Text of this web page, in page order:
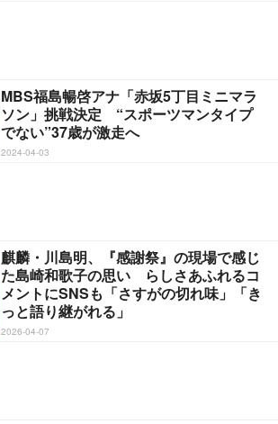
MBS福島暢啓アナ「赤坂5丁目ミニマラ
ソン」挑戦決定 “スポーツマンタイプ
でない”37歳が激走へ
2024-04-03
麒麟・川島明、『感謝祭』の現場で感じ
た島崎和歌子の思い らしさあふれるコ
メントにSNSも「さすがの切れ味」「き
っと語り継がれる」
2026-04-07